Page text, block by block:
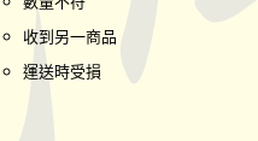
收到另一商品
運送時受損